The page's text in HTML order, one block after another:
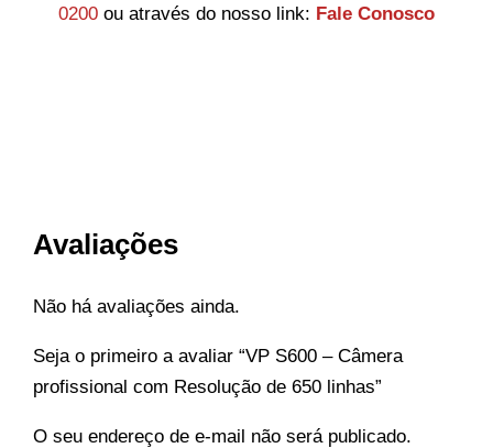
0200 ou através do nosso link: Fale Conosco
Avaliações
Não há avaliações ainda.
Seja o primeiro a avaliar “VP S600 – Câmera
profissional com Resolução de 650 linhas”
O seu endereço de e-mail não será publicado.